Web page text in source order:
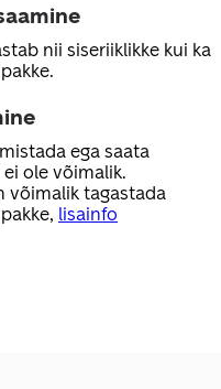
nii siseriiklikke kui ka
ega saata
ole võimalik.
võimalik tagastada
lisainfo